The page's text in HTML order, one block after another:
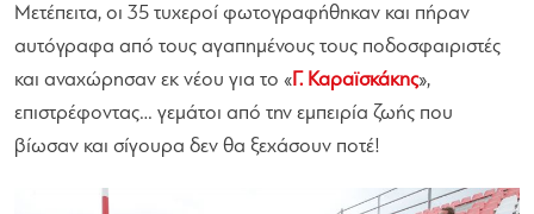
Μετέπειτα, οι 35 τυχεροί φωτογραφήθηκαν και πήραν
αυτόγραφα από τους αγαπημένους τους ποδοσφαιριστές
και αναχώρησαν εκ νέου για το « Γ. Καραϊσκάκης»,
επιστρέφοντας… γεμάτοι από την εμπειρία ζωής που
βίωσαν και σίγουρα δεν θα ξεχάσουν ποτέ!